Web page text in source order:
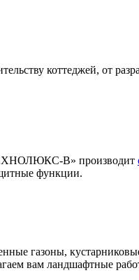
коттеджей, от
В» производит
функции.
газоны,
вам ландшафтные